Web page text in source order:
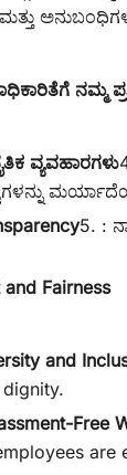
ನಮ್ಮ
ವ್ಯವಹಾರಗಳು
5. :
and Fairness
and
Free
are